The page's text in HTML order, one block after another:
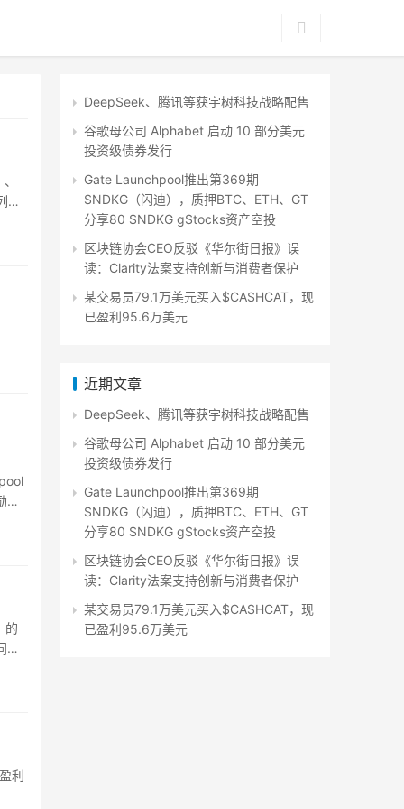
的
，
的
银
利
DeepSeek、腾讯等获宇树科技战略配售
谷歌母公司 Alphabet 启动 10 部分美元
投资级债券发行
Gate Launchpool推出第369期
SNDKG（闪迪），质押BTC、ETH、GT
分享80 SNDKG gStocks资产空投
区块链协会CEO反驳《华尔街日报》误
读：Clarity法案支持创新与消费者保护
某交易员79.1万美元买入$CASHCAT，现
已盈利95.6万美元
近期文章
DeepSeek、腾讯等获宇树科技战略配售
谷歌母公司 Alphabet 启动 10 部分美元
投资级债券发行
Gate Launchpool推出第369期
SNDKG（闪迪），质押BTC、ETH、GT
分享80 SNDKG gStocks资产空投
区块链协会CEO反驳《华尔街日报》误
读：Clarity法案支持创新与消费者保护
某交易员79.1万美元买入$CASHCAT，现
已盈利95.6万美元